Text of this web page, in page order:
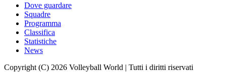
Dove guardare
Squadre
Programma
Classifica
Statistiche
News
Copyright (C) 2026 Volleyball World | Tutti i diritti riservati